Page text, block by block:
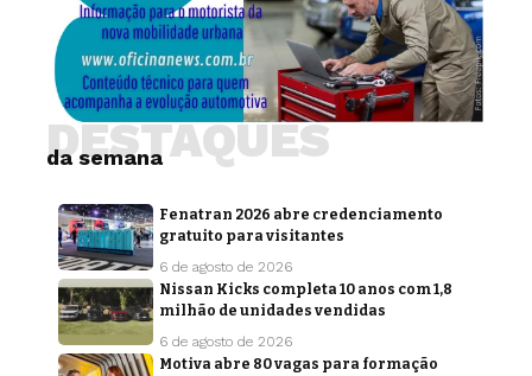
da semana
DESTAQUES
Fenatran 2026 abre credenciamento
gratuito para visitantes
6 de agosto de 2026
Nissan Kicks completa 10 anos com 1,8
milhão de unidades vendidas
6 de agosto de 2026
Motiva abre 80 vagas para formação